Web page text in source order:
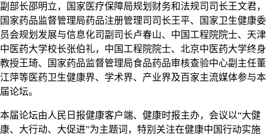
副部长邵明立，国家医疗保障局规划财务和法规司司长王文君，
国家药品监督管理局药品注册管理司司长王平、国家卫生健康委
员会规划发展与信息化司副司长卢春山、中国工程院院士、天津
中医药大学校长张伯礼，中国工程院院士、北京中医药大学终身
教授王琦、国家药品监督管理局食品药品审核查验中心副主任董
江萍等医药卫生健康界、学术界、产业界及百家主流媒体参与本
届论坛。
本届论坛由人民日报健康客户端、健康时报主办，会议以“大健
康、大行动、大促进”为主题词，特别关注在健康中国行动实施